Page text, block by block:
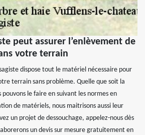
peut assurer l’enlèvement de
votre terrain
dispose tout le matériel nécessaire pour
terrain sans problème. Quelle que soit la
le faire en suivant les normes en
de matériels, nous maitrisons aussi leur
un projet de dessouchage, appelez-nous dès
un devis sur mesure gratuitement en